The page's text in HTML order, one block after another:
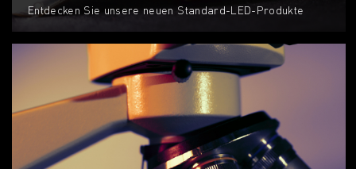
Entdecken Sie unsere neuen Standard-LED-Produkte